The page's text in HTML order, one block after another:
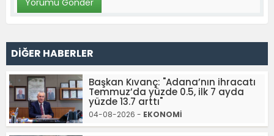
DİĞER HABERLER
Başkan Kıvanç: "Adana’nın ihracatı
Temmuz’da yüzde 0.5, ilk 7 ayda
yüzde 13.7 arttı"
04-08-2026 - EKONOMİ